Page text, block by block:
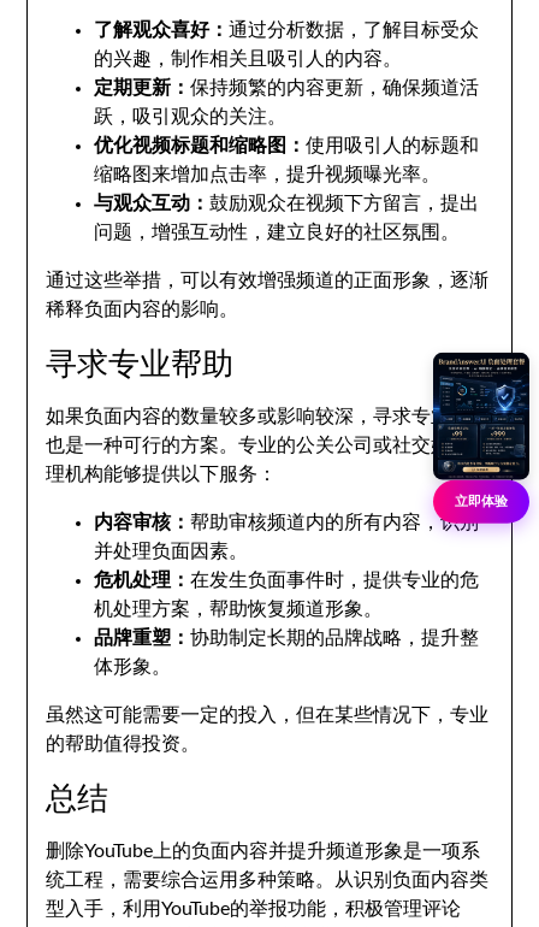
了解观众喜好：通过分析数据，了解目标受众
的兴趣，制作相关且吸引人的内容。
定期更新：保持频繁的内容更新，确保频道活
跃，吸引观众的关注。
优化视频标题和缩略图：使用吸引人的标题和
缩略图来增加点击率，提升视频曝光率。
与观众互动：鼓励观众在视频下方留言，提出
问题，增强互动性，建立良好的社区氛围。
通过这些举措，可以有效增强频道的正面形象，逐渐
稀释负面内容的影响。
寻求专业帮助
如果负面内容的数量较多或影响较深，寻求专业帮助
也是一种可行的方案。专业的公关公司或社交媒体管
理机构能够提供以下服务：
内容审核：帮助审核频道内的所有内容，识别
并处理负面因素。
危机处理：在发生负面事件时，提供专业的危
机处理方案，帮助恢复频道形象。
品牌重塑：协助制定长期的品牌战略，提升整
体形象。
虽然这可能需要一定的投入，但在某些情况下，专业
的帮助值得投资。
总结
删除YouTube上的负面内容并提升频道形象是一项系
统工程，需要综合运用多种策略。从识别负面内容类
型入手，利用YouTube的举报功能，积极管理评论
立即体验